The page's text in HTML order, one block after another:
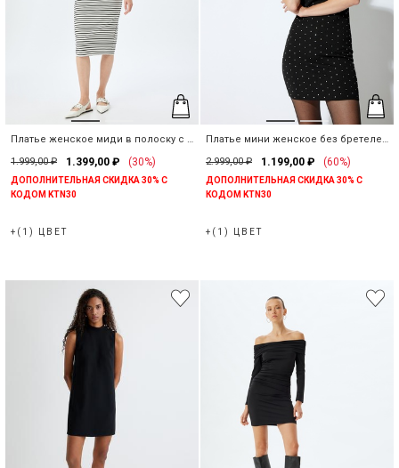
Платье женское миди в полоску с U-
1.999,00 ₽ 1.399,00 ₽ (30%)
ДОПОЛНИТЕЛЬНАЯ СКИДКА 30% С
КОДОМ KTN30
+(1) ЦВЕТ
Платье мини женское без бретелей
2.999,00 ₽ 1.199,00 ₽ (60%)
ДОПОЛНИТЕЛЬНАЯ СКИДКА 30% С
КОДОМ KTN30
+(1) ЦВЕТ